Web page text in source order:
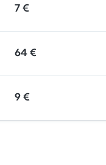
7 €
64 €
9 €